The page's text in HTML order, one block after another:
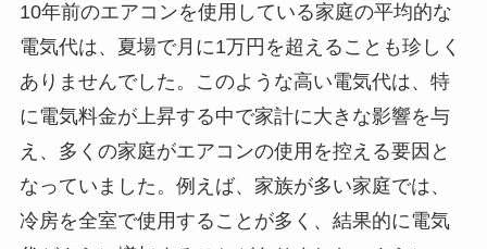
10年前のエアコンを使用している家庭の平均的な
電気代は、夏場で月に1万円を超えることも珍しく
ありませんでした。このような高い電気代は、特
に電気料金が上昇する中で家計に大きな影響を与
え、多くの家庭がエアコンの使用を控える要因と
なっていました。例えば、家族が多い家庭では、
冷房を全室で使用することが多く、結果的に電気